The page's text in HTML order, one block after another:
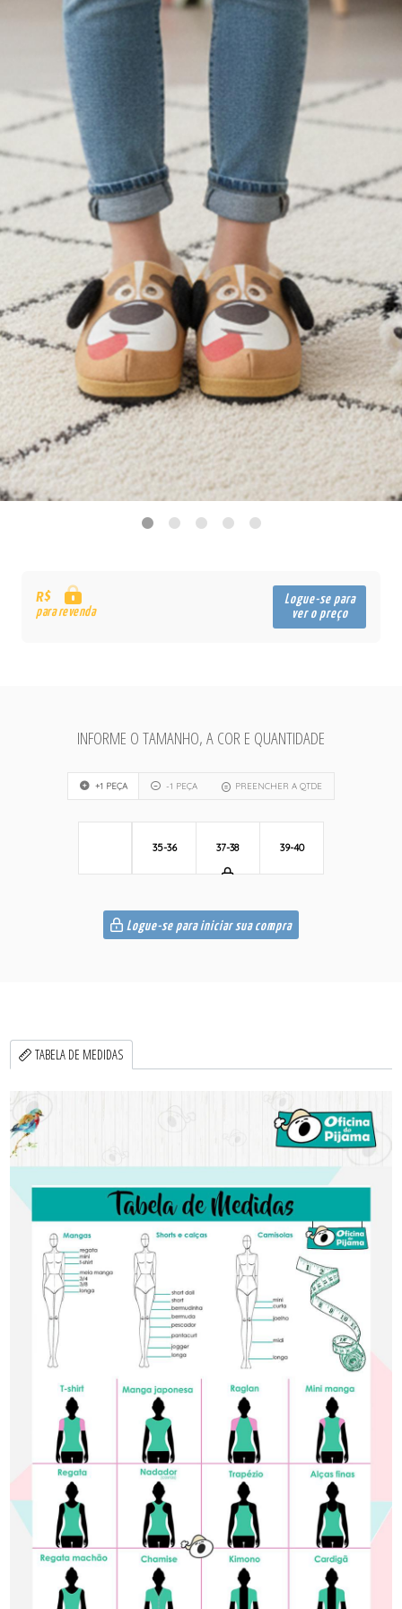
R$
para revenda
Logue-se para
ver o preço
INFORME O TAMANHO, A COR E QUANTIDADE
+1 PEÇA -1 PEÇA PREENCHER A QTDE
35-36 37-38 39-40
Logue-se para iniciar sua compra
TABELA DE MEDIDAS